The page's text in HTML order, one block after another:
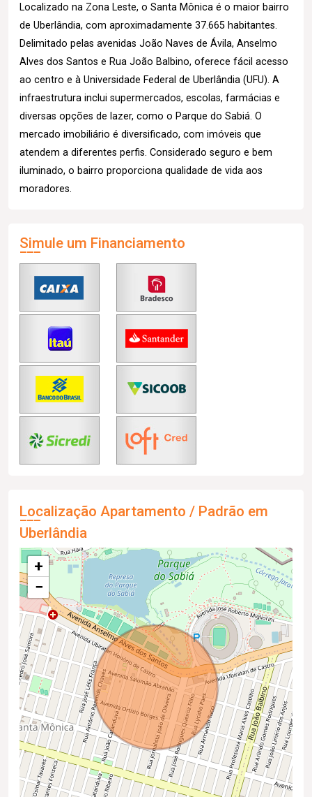
Localizado na Zona Leste, o Santa Mônica é o maior bairro
de Uberlândia, com aproximadamente 37.665 habitantes.
Delimitado pelas avenidas João Naves de Ávila, Anselmo
Alves dos Santos e Rua João Balbino, oferece fácil acesso
ao centro e à Universidade Federal de Uberlândia (UFU). A
infraestrutura inclui supermercados, escolas, farmácias e
diversas opções de lazer, como o Parque do Sabiá. O
mercado imobiliário é diversificado, com imóveis que
atendem a diferentes perfis. Considerado seguro e bem
iluminado, o bairro proporciona qualidade de vida aos
moradores.
Simule um Financiamento
Localização Apartamento / Padrão em
Uberlândia
+
−